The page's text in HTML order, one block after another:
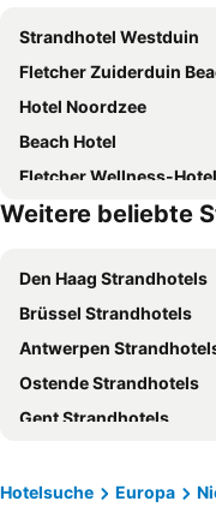
Strandhotel Westduin
Fletcher Zuiderduin
Hotel Noordzee
Beach Hotel
Fletcher Wellness-Hotel
Fletcher Hotel-Restaurant
Fletcher Hotel-Restaurant Arion-
Strandhotel Bos en Duin
Hotel Bosch En Zee
Fletcher Hotel-Restaurant
Hotel Bommelje
Fletcher Hotel-Restaurant Het
Weitere beliebte
Den Haag Strandhotels
Brüssel Strandhotels
Antwerpen
Ostende Strandhotels
Gent Strandhotels
Veere Strandhotels
Hotelsuche Europa